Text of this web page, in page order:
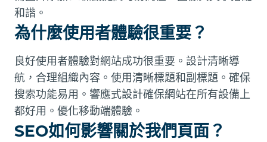
和諧。
為什麼使用者體驗很重要？
良好使用者體驗對網站成功很重要。設計清晰導
航，合理組織內容。使用清晰標題和副標題。確保
搜索功能易用。響應式設計確保網站在所有設備上
都好用。優化移動端體驗。
SEO如何影響關於我們頁面？